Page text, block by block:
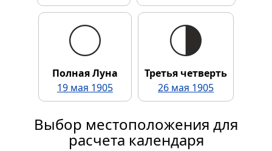
Полная Луна
19 мая 1905
Третья четверть
26 мая 1905
Выбор местоположения для
расчета календаря